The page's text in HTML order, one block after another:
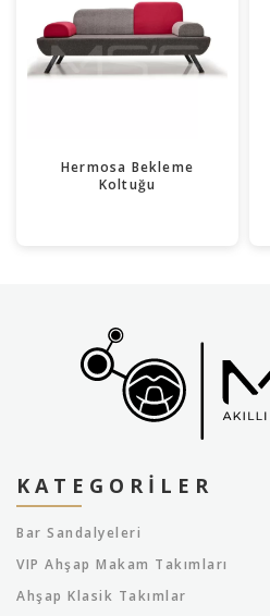
Hermosa Bekleme
Koltuğu
KATEGORILER
Bar Sandalyeleri
VIP Ahşap Makam Takımları
Ahşap Klasik Takımlar